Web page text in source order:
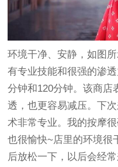
环境干净、安静，如图
有专业技能和很强的渗
分钟和120分钟。该商店
透，也更容易减压。下
术非常专业。我的按摩
也很愉快~店里的环境很
后放松一下，以后会经